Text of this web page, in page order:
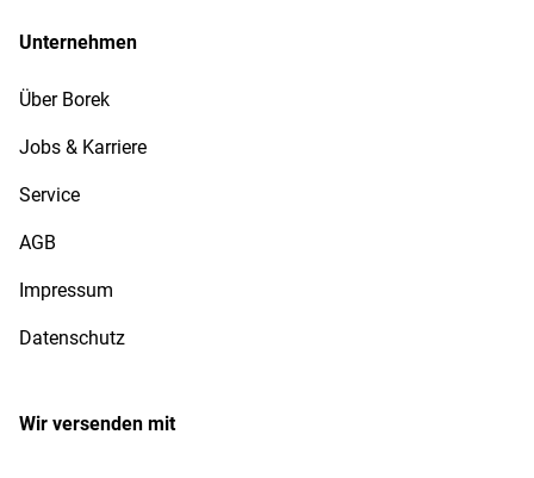
Unternehmen
Über Borek
Jobs & Karriere
Service
AGB
Impressum
Datenschutz
Wir versenden mit